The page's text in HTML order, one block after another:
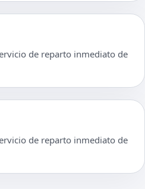
de reparto inmediato de
de reparto inmediato de